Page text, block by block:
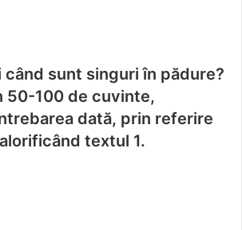
sunt singuri în pădure?
50-100 de cuvinte,
dată, prin referire
textul 1.